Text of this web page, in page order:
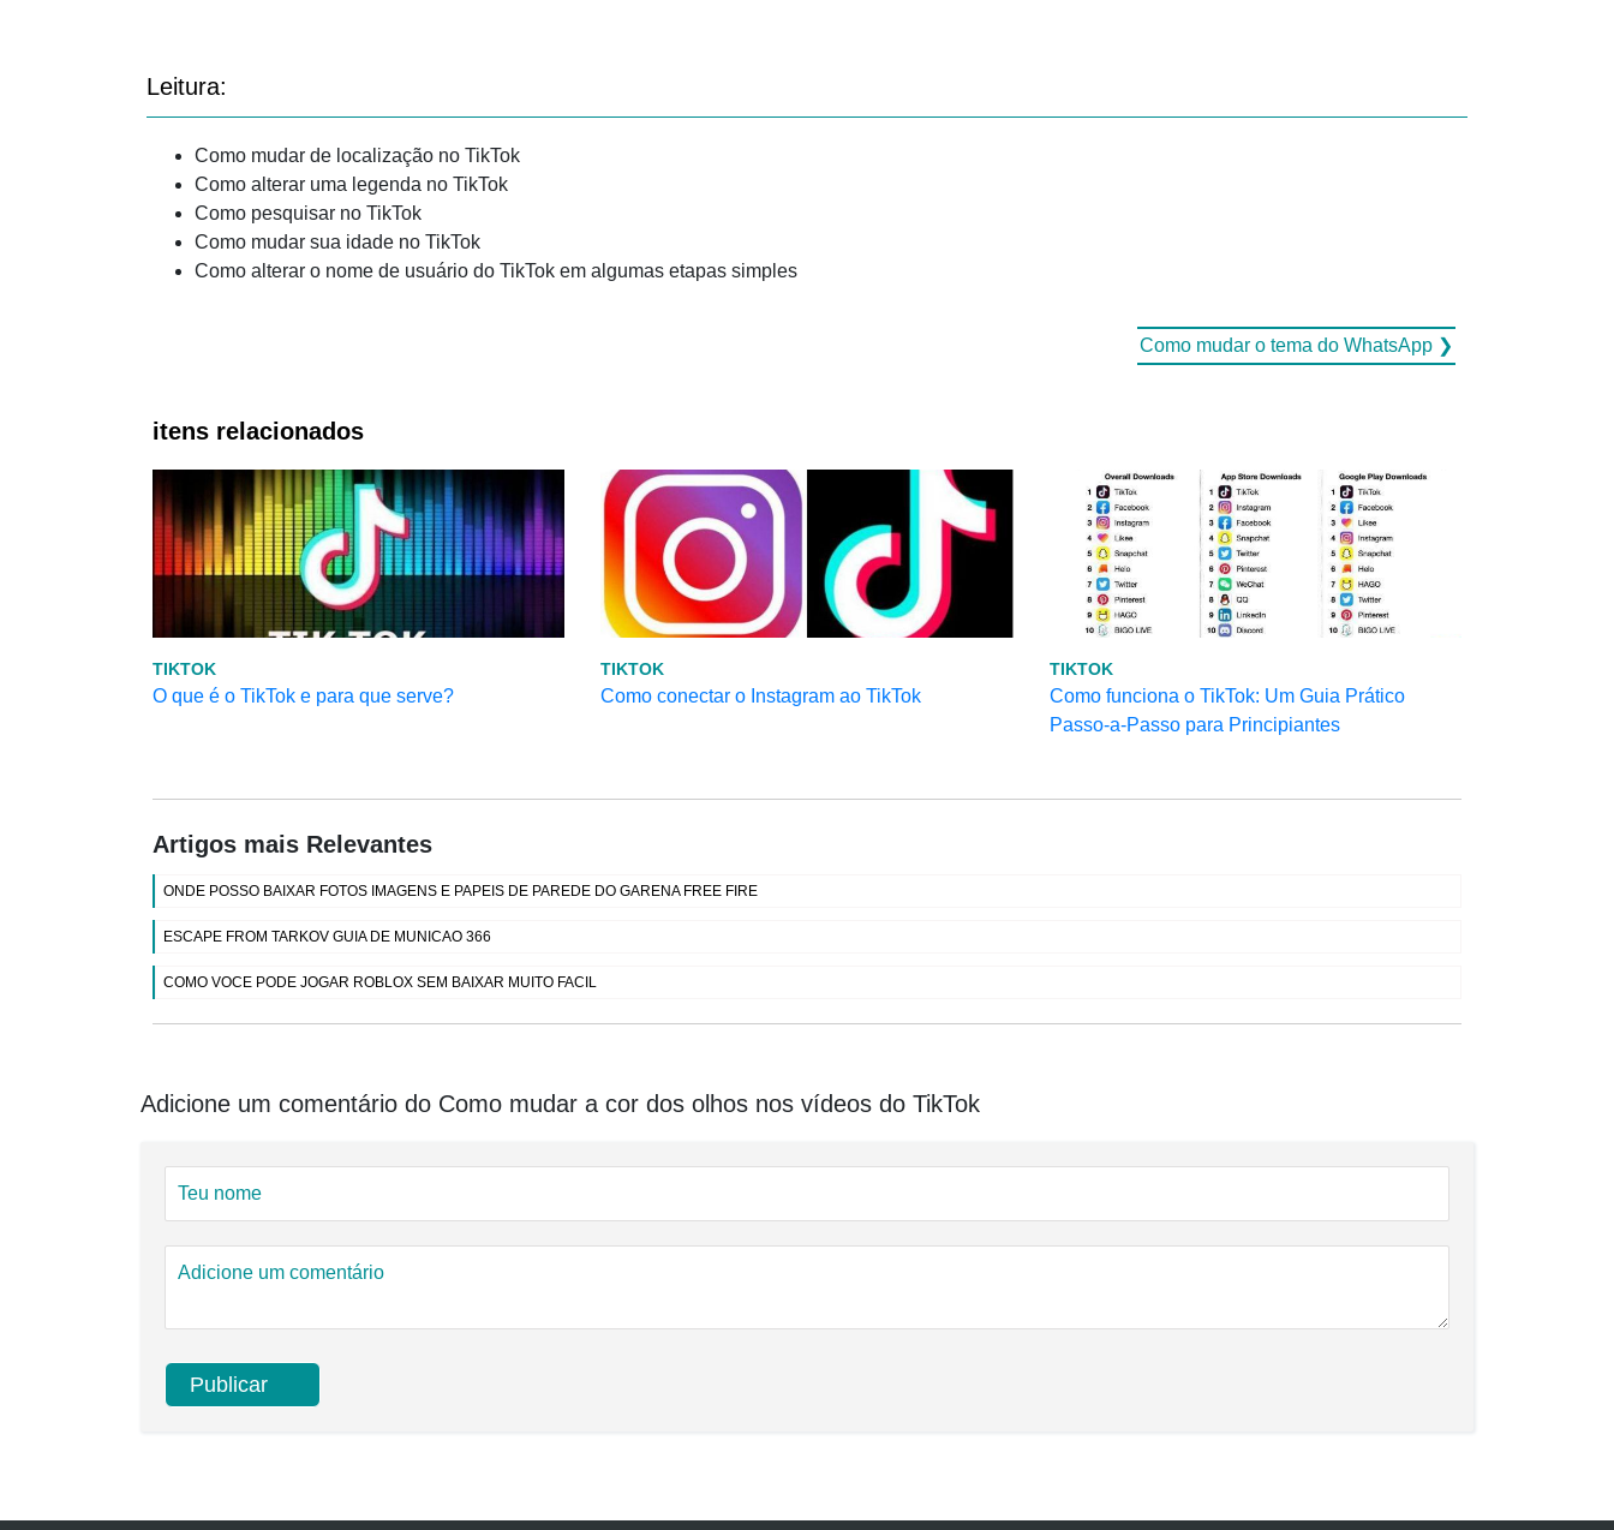
Leitura:
Como mudar de localização no TikTok
Como alterar uma legenda no TikTok
Como pesquisar no TikTok
Como mudar sua idade no TikTok
Como alterar o nome de usuário do TikTok em algumas etapas simples
Como mudar o tema do WhatsApp ❯
itens relacionados
TIKTOK
O que é o TikTok e para que serve?
TIKTOK
Como conectar o Instagram ao TikTok
TIKTOK
Como funciona o TikTok: Um Guia Prático
Passo-a-Passo para Principiantes
Artigos mais Relevantes
ONDE POSSO BAIXAR FOTOS IMAGENS E PAPEIS DE PAREDE DO GARENA FREE FIRE
ESCAPE FROM TARKOV GUIA DE MUNICAO 366
COMO VOCE PODE JOGAR ROBLOX SEM BAIXAR MUITO FACIL
Adicione um comentário do Como mudar a cor dos olhos nos vídeos do TikTok